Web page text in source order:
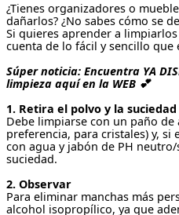
¿Tienes organizadores o
dañarlos? ¿No sabes cómo se
Si quieres aprender a
cuenta de lo fácil y sencillo que
Súper noticia: Encuentra YA
limpieza aquí en la WEB 💕
1. Retira el polvo y la suciedad
Debe limpiarse con un paño de
preferencia, para cristales) y, si
con agua y jabón de PH
suciedad.
2. Observar
Para eliminar manchas más
alcohol isopropílico, ya que